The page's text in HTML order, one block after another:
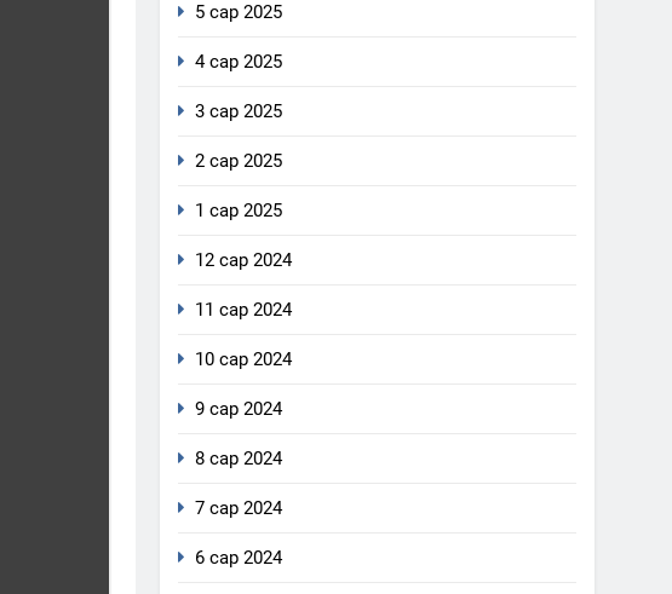
5 сар 2025
4 сар 2025
3 сар 2025
2 сар 2025
1 сар 2025
12 сар 2024
11 сар 2024
10 сар 2024
9 сар 2024
8 сар 2024
7 сар 2024
6 сар 2024